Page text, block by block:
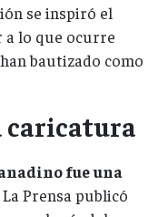
se inspiró el
a lo que ocurre
bautizado como
caricatura
fue una
Prensa publicó